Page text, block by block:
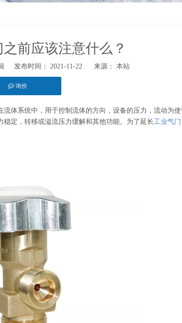
前应该注意什么？
发布时间： 2021-11-22 来源： 本站
询价
体系统中，用于控制流体的方向，设备的压力，流动为
定，转移或溢流压力缓解和其他功能。为了延长工业气门